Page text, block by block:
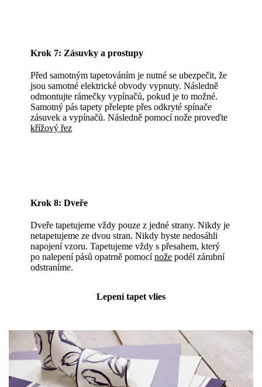
Krok 7: Zásuvky a prostupy
Před samotným tapetováním je nutné se ubezpečit, že
jsou samotné elektrické obvody vypnuty. Následně
odmontujte rámečky vypínačů, pokud je to možné.
Samotný pás tapety přelepte přes odkryté spínače
zásuvek a vypínačů. Následně pomocí nože proveďte
křížový řez
Krok 8: Dveře
Dveře tapetujeme vždy pouze z jedné strany. Nikdy je
netapetujeme ze dvou stran. Nikdy byste nedosáhli
napojení vzoru. Tapetujeme vždy s přesahem, který
po nalepení pásů opatrně pomocínože podél zárubní
odstraníme.
Lepení tapet vlies